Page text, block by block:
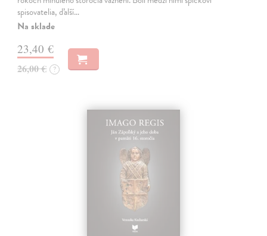
spisovatelia, ďalší…
Na sklade
23,40 €
26,00 € ?